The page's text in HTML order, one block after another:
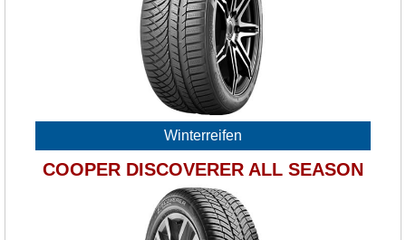
Winterreifen
COOPER DISCOVERER ALL SEASON